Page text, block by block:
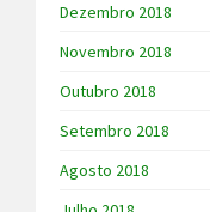
Dezembro 2018
Novembro 2018
Outubro 2018
Setembro 2018
Agosto 2018